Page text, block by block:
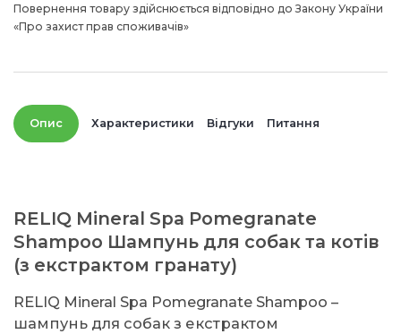
Повернення товару здійснюється відповідно до Закону України
«Про захист прав споживачів»
Опис Характеристики Відгуки Питання
RELIQ Mineral Spa Pomegranate
Shampoo Шампунь для собак та котів
(з екстрактом гранату)
RELIQ Mineral Spa Pomegranate Shampoo –
шампунь для собак з екстрактом